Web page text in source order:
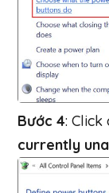
Bước 4: Click
currently